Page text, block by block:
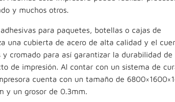
y muchos otros.
para paquetes, botellas o cajas de
una cubierta de acero de alta calidad y el
cromado para así garantizar la durabilidad de
de impresión. Al contar con un sistema de
cuenta con un tamaño de
y un grosor de 0.3mm.